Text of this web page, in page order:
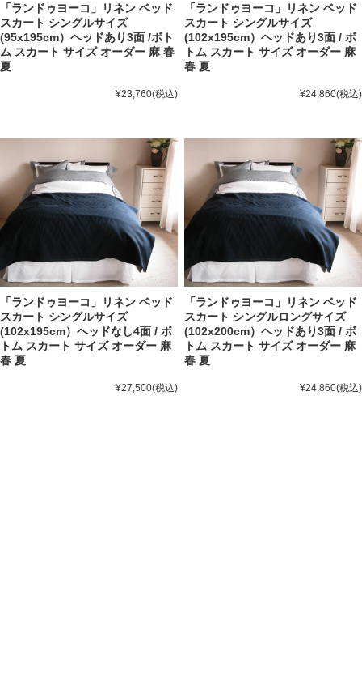
「ランドゥヨーコ」リネン ベッド
スカート シングルサイズ
(95x195cm）ヘッドあり3面 /ボト
ム スカート サイズ オーダー 麻 春
夏
¥23,760(税込)
「ランドゥヨーコ」リネン ベッド
スカート シングルサイズ
(102x195cm）ヘッドあり3面 / ボ
トム スカート サイズ オーダー 麻
春 夏
¥24,860(税込)
「ランドゥヨーコ」リネン ベッド
スカート シングルサイズ
(102x195cm）ヘッドなし4面 / ボ
トム スカート サイズ オーダー 麻
春 夏
¥27,500(税込)
「ランドゥヨーコ」リネン ベッド
スカート シングルロングサイズ
(102x200cm）ヘッドあり3面 / ボ
トム スカート サイズ オーダー 麻
春 夏
¥24,860(税込)